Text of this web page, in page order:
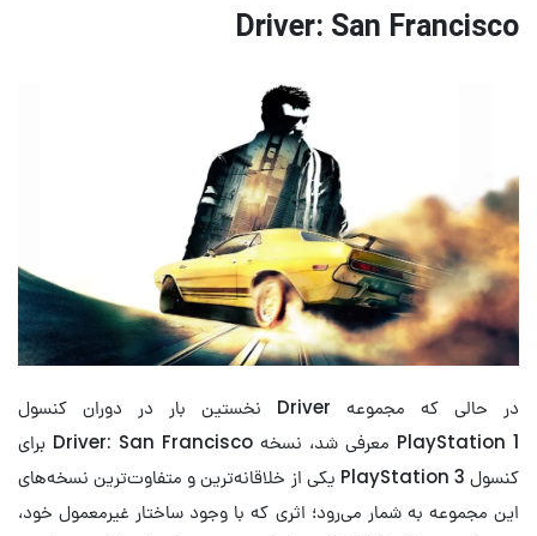
Driver: San Francisco
در حالی که مجموعه Driver نخستین بار در دوران کنسول
PlayStation 1 معرفی شد، نسخه Driver: San Francisco برای
کنسول PlayStation 3 یکی از خلاقانه‌ترین و متفاوت‌ترین نسخه‌های
این مجموعه به شمار می‌رود؛ اثری که با وجود ساختار غیرمعمول خود،